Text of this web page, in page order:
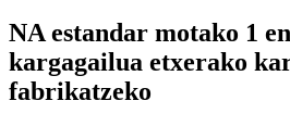
NA estandar motako 1
kargagailua etxerako
fabrikatzeko